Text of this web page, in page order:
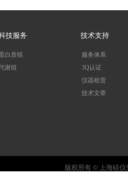
技服务
白质组
谢组
版权所有 © 上海硅
技术支持
服务体系
3Q认证
仪器租赁
技术文章